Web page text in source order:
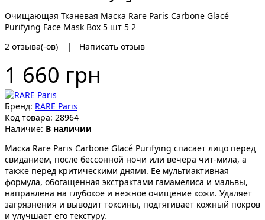
Очищающая Тканевая Маска Rare Paris Carbone Glacé
Purifying Face Mask Box 5 шт 5 2
2 отзыва(-ов) | Написать отзыв
1 660 грн
Бренд: RARE Paris
Код товара: 28964
Наличие: В наличии
Маска Rare Paris Carbone Glacé Purifying спасает лицо перед
свиданием, после бессонной ночи или вечера чит-мила, а
также перед критическими днями. Ее мультиактивная
формула, обогащенная экстрактами гамамелиса и мальвы,
направлена на глубокое и нежное очищение кожи. Удаляет
загрязнения и выводит токсины, подтягивает кожный покров
и улучшает его текстуру.